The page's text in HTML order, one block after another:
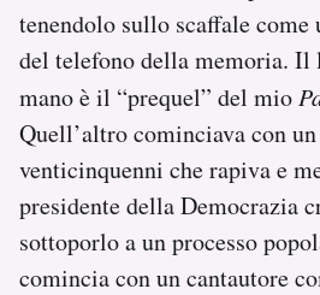
tenendolo sullo scaffale come
del telefono della memoria. Il
mano è il “prequel” del mio
Quell’altro cominciava con
venticinquenni che rapiva e
presidente della Democrazia
sottoporlo a un processo
comincia con un cantautore